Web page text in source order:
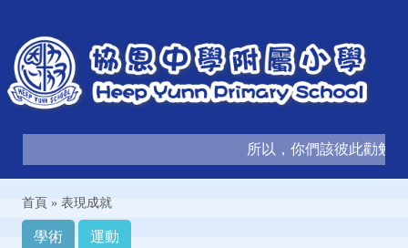
所以，你們該彼此勸勉
首頁 » 表現成就
學術 運動